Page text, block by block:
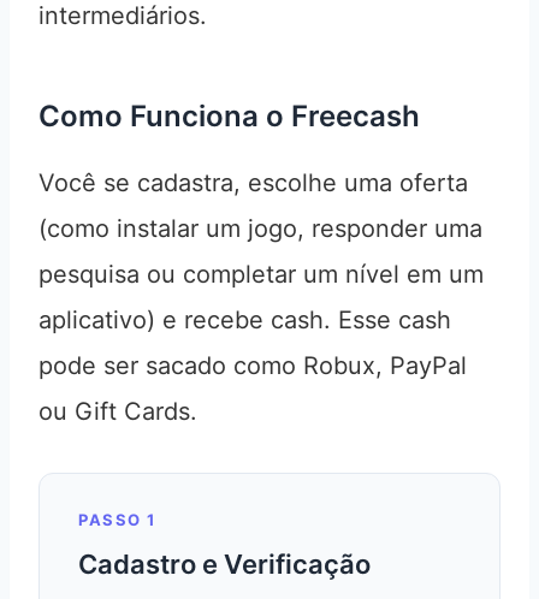
intermediários.
Como Funciona o Freecash
Você se cadastra, escolhe uma oferta
(como instalar um jogo, responder uma
pesquisa ou completar um nível em um
aplicativo) e recebe cash. Esse cash
pode ser sacado como Robux, PayPal
ou Gift Cards.
PASSO 1
Cadastro e Verificação